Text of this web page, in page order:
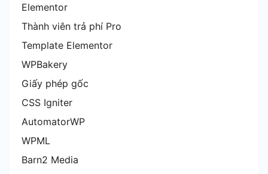
Elementor
Thành viên trả phí Pro
Template Elementor
WPBakery
Giấy phép gốc
CSS Igniter
AutomatorWP
WPML
Barn2 Media